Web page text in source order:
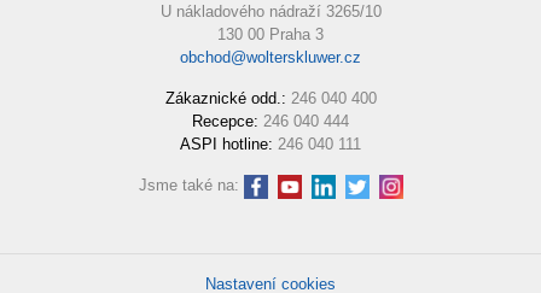
U nákladového nádraží 3265/10
130 00 Praha 3
obchod@wolterskluwer.cz
Zákaznické odd.: 246 040 400
Recepce: 246 040 444
ASPI hotline: 246 040 111
Jsme také na:
Nastavení cookies